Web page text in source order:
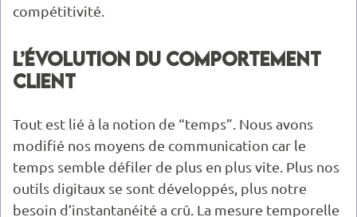
compétitivité.
L’évolution du comportement
client
Tout est lié à la notion de “temps”. Nous avons
modifié nos moyens de communication car le
temps semble défiler de plus en plus vite. Plus nos
outils digitaux se sont développés, plus notre
besoin d’instantanéité a crû. La mesure temporelle